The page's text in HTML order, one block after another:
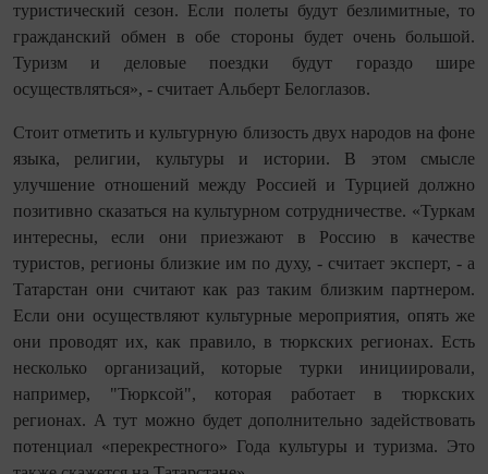
туристический сезон. Если полеты будут безлимитные, то
гражданский обмен в обе стороны будет очень большой.
Туризм и деловые поездки будут гораздо шире
осуществляться», - считает Альберт Белоглазов.
Стоит отметить и культурную близость двух народов на фоне
языка, религии, культуры и истории. В этом смысле
улучшение отношений между Россией и Турцией должно
позитивно сказаться на культурном сотрудничестве. «Туркам
интересны, если они приезжают в Россию в качестве
туристов, регионы близкие им по духу, - считает эксперт, - а
Татарстан они считают как раз таким близким партнером.
Если они осуществляют культурные мероприятия, опять же
они проводят их, как правило, в тюркских регионах. Есть
несколько организаций, которые турки инициировали,
например, "Тюрксой", которая работает в тюркских
регионах. А тут можно будет дополнительно задействовать
потенциал «перекрестного» Года культуры и туризма. Это